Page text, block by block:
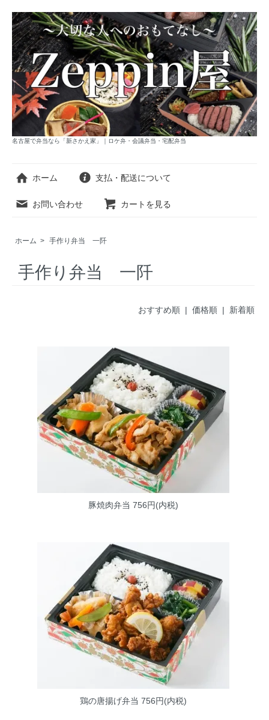
名古屋で弁当なら「新さかえ家」｜ロケ弁・会議弁当・宅配弁当
ホーム 支払・配送について
お問い合わせ カートを見る
ホーム > 手作り弁当 一阡
手作り弁当 一阡
おすすめ順 | 価格順| 新着順
豚焼肉弁当 756円(内税)
鶏の唐揚げ弁当 756円(内税)